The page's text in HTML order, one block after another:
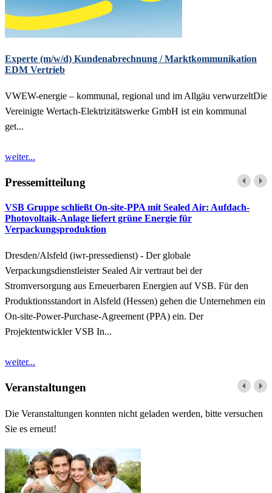
Experte (m/w/d) Kundenabrechnung / Marktkommunikation
EDM Vertrieb
VWEW-energie – kommunal, regional und im Allgäu verwurzeltDie
Vereinigte Wertach-Elektrizitätswerke GmbH ist ein kommunal
get...
weiter...
Pressemitteilung
VSB Gruppe schließt On-site-PPA mit Sealed Air: Aufdach-
Photovoltaik-Anlage liefert grüne Energie für
Verpackungsproduktion
Dresden/Alsfeld (iwr-pressedienst) - Der globale
Verpackungsdienstleister Sealed Air vertraut bei der
Stromversorgung aus Erneuerbaren Energien auf VSB. Für den
Produktionsstandort in Alsfeld (Hessen) gehen die Unternehmen ein
On-site-Power-Purchase-Agreement (PPA) ein. Der
Projektentwickler VSB In...
weiter...
Veranstaltungen
Die Veranstaltungen konnten nicht geladen werden, bitte versuchen
Sie es erneut!